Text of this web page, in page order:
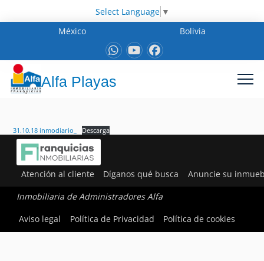
Select Language ▼
México
Bolivia
Alfa Playas
31.10.18 inmodiario_ Descarga
Atención al cliente Díganos qué busca Anuncie su
Inmobiliaria de Administradores Alfa
Aviso legal
Política de Privacidad Política de cookies